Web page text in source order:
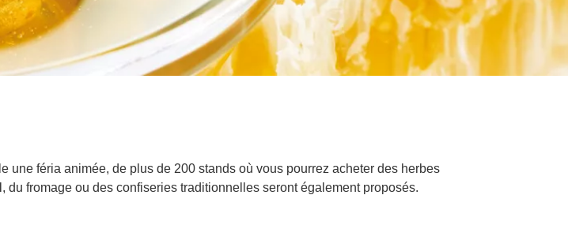
féria animée, de plus de 200 stands où vous pourrez acheter des herbes
fromage ou des confiseries traditionnelles seront également proposés.